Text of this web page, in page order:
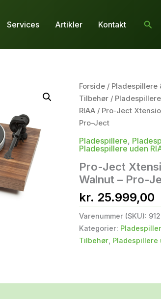
Services Artikler Kontakt Søg
Forside/ Pladespillere
Tilbehør/ Pladespillere
RIAA/ Pro-Ject
Pro-Ject
Pladespillere,
Pladespillere uden
Pro-Ject
Walnut – Pro-
kr. 25.999,00
Varenummer (SKU):
Kategorier:
Tilbehør, Pladespillere